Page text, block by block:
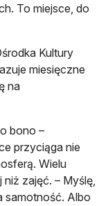
To miejsce, do
Kultury
miesięczne
na
bono –
przyciąga nie
Wielu
zajęć. – Myślę,
samotność. Albo